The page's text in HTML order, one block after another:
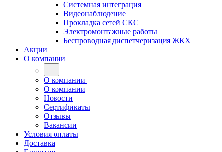
Системная интеграция
Видеонаблюдение
Прокладка сетей СКС
Электромонтажные работы
Беспроводная диспетчеризация ЖКХ
Акции
О компании
О компании
О компании
Новости
Сертификаты
Отзывы
Вакансии
Условия оплаты
Доставка